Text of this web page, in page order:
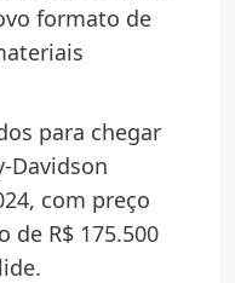
formato de
para chegar
Davidson
com preço
R$ 175.500